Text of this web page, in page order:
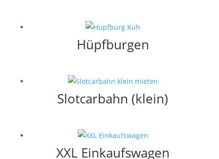
Hüpfburgen
Slotcarbahn (klein)
XXL Einkaufswagen